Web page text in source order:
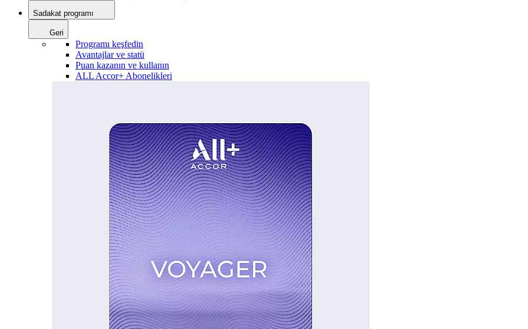
Sadakat programı
Geri
Programı keşfedin
Avantajlar ve statü
Puan kazanın ve kullanın
ALL Accor+ Abonelikleri